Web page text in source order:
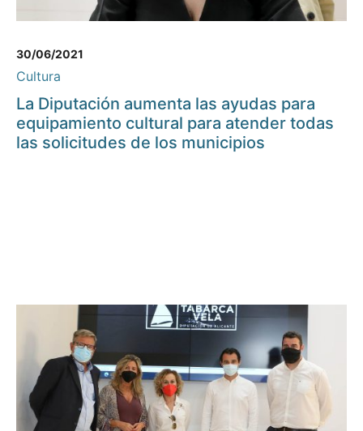
30/06/2021
Cultura
La Diputación aumenta las ayudas para
equipamiento cultural para atender todas
las solicitudes de los municipios